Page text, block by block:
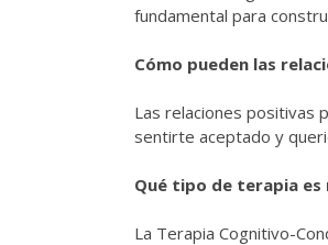
fundamental para
Cómo pueden las
Las relaciones positivas
sentirte aceptado y
Qué tipo de terapia
La Terapia Cognitivo-